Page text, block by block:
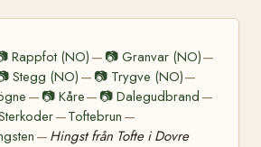
Rappfot (NO) — 📷 Granvar (NO)—
Stegg (NO) — 📷 Trygve (NO)—
— 📷 Kåre— 📷 Dalegudbrand —
—Toftebrun —
— Hingst från Tofte i Dovre